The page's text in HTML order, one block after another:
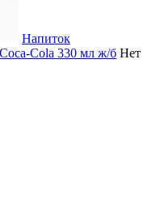
Напиток
Cola 330 мл ж/б Нет